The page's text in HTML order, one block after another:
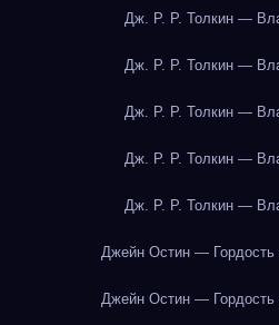
Дж. Р. Р. Толкин —
Дж. Р. Р. Толкин —
Дж. Р. Р. Толкин —
Дж. Р. Р. Толкин —
Дж. Р. Р. Толкин —
Джейн Остин — Гордость
Джейн Остин — Гордость